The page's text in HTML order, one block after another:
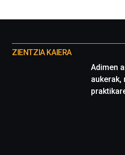
proyectos
ZIENTZIA KAIERA
Adimen
aukerak,